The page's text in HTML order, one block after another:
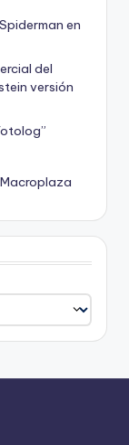
en
del
versión